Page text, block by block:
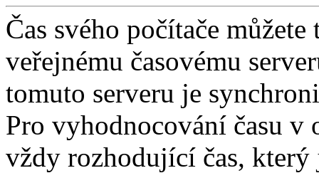
Čas svého počítače
veřejnému časovému
tomuto serveru je
Pro vyhodnocování času v
vždy rozhodující čas, který